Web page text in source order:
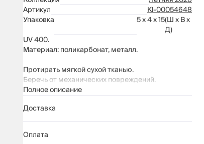
Артикул
Kl-00054648
Упаковка
5 x 4 x 15(Ш x В x
Д)
UV 400.
Материал: поликарбонат, металл.
Протирать мягкой сухой тканью.
Беречь от механических повреждений.
Полное описание
Доставка
Оплата